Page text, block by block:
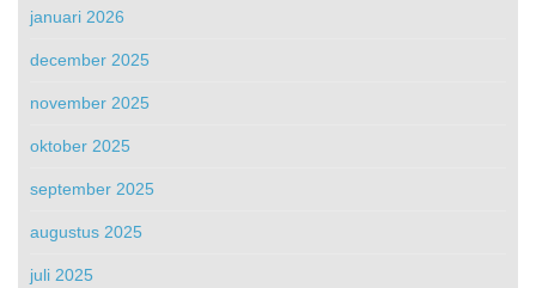
januari 2026
december 2025
november 2025
oktober 2025
september 2025
augustus 2025
juli 2025